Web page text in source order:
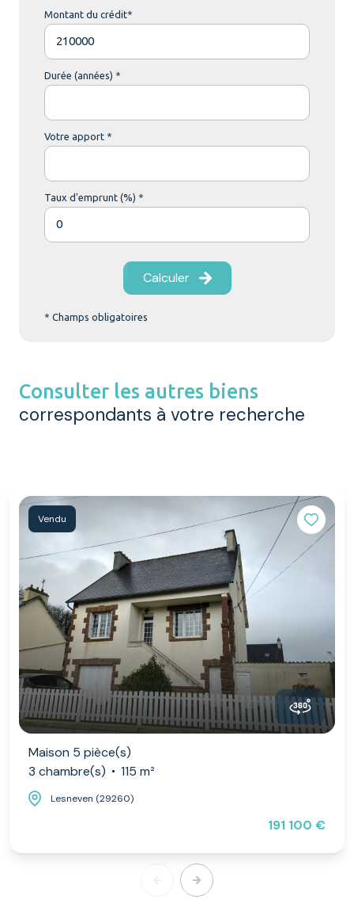
Montant du crédit*
Durée (années) *
Votre apport *
Taux d'emprunt (%) *
Calculer
* Champs obligatoires
Consulter les autres biens
correspondants à votre recherche
Vendu
Maison 5 pièce(s)
3 chambre(s)
115 m²
Lesneven (29260)
191 100 €